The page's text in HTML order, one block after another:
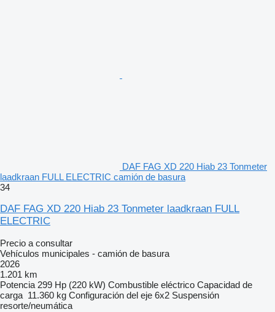
DAF FAG XD 220 Hiab 23 Tonmeter
laadkraan FULL ELECTRIC camión de basura
34
DAF FAG XD 220 Hiab 23 Tonmeter laadkraan FULL
ELECTRIC
Precio a consultar
Vehículos municipales - camión de basura
2026
1.201 km
Potencia 299 Hp (220 kW) Combustible eléctrico Capacidad de
carga 11.360 kg Configuración del eje 6x2 Suspensión
resorte/neumática